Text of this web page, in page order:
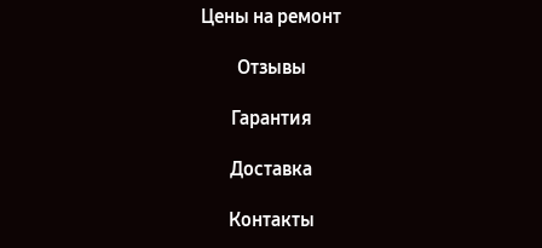
Цены на ремонт
Отзывы
Гарантия
Доставка
Контакты